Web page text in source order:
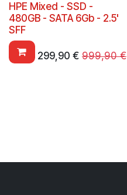
HPE Mixed - SSD -
480GB - SATA 6Gb - 2.5'
SFF
299,90 € 999,90€